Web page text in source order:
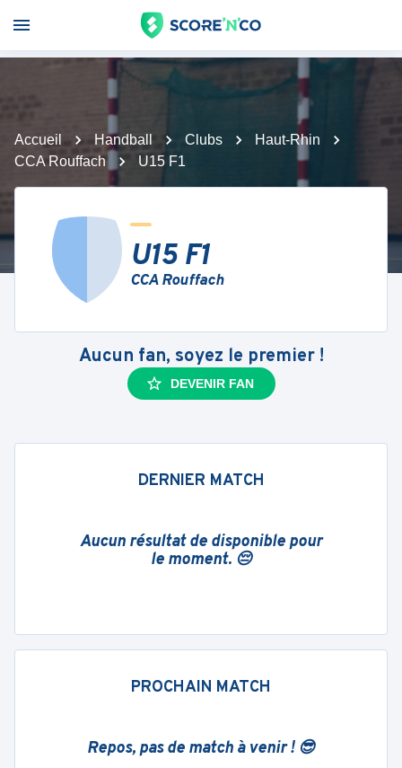
Accueil Handball Clubs
Haut-Rhin
CCA Rouffach
U15 F1
U15 F1
CCA Rouffach
Aucun fan, soyez le premier !
DEVENIR FAN
DERNIER MATCH
Aucun résultat de disponible pour
le moment. 😔
PROCHAIN MATCH
Repos, pas de match à venir ! 😎